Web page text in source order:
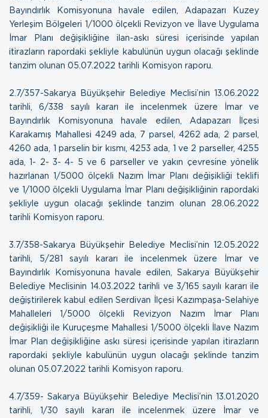
Bayındırlık Komisyonuna havale edilen, Adapazarı Kuzey
Yerleşim Bölgeleri 1/1000 ölçekli Revizyon ve İlave Uygulama
İmar Planı değişikliğine ilan-askı süresi içerisinde yapılan
itirazların rapordaki şekliyle kabulünün uygun olacağı şeklinde
tanzim olunan 05.07.2022 tarihli Komisyon raporu.
2.7/357-Sakarya Büyükşehir Belediye Meclisi’nin 13.06.2022
tarihli, 6/338 sayılı kararı ile incelenmek üzere İmar ve
Bayındırlık Komisyonuna havale edilen, Adapazarı İlçesi
Karakamış Mahallesi 4249 ada, 7 parsel, 4262 ada, 2 parsel,
4260 ada, 1 parselin bir kısmı, 4253 ada, 1 ve 2 parseller, 4255
ada, 1- 2- 3- 4- 5 ve 6 parseller ve yakın çevresine yönelik
hazırlanan 1/5000 ölçekli Nazım İmar Planı değişikliği teklifi
ve 1/1000 ölçekli Uygulama İmar Planı değişikliğinin rapordaki
şekliyle uygun olacağı şeklinde tanzim olunan 28.06.2022
tarihli Komisyon raporu.
3.7/358-Sakarya Büyükşehir Belediye Meclisi’nin 12.05.2022
tarihli, 5/281 sayılı kararı ile incelenmek üzere İmar ve
Bayındırlık Komisyonuna havale edilen, Sakarya Büyükşehir
Belediye Meclisinin 14.03.2022 tarihli ve 3/165 sayılı kararı ile
değiştirilerek kabul edilen Serdivan İlçesi Kazımpaşa-Selahiye
Mahalleleri 1/5000 ölçekli Revizyon Nazım İmar Planı
değişikliği ile Kuruçeşme Mahallesi 1/5000 ölçekli İlave Nazım
İmar Plan değişikliğine askı süresi içerisinde yapılan itirazların
rapordaki şekliyle kabulünün uygun olacağı şeklinde tanzim
olunan 05.07.2022 tarihli Komisyon raporu.
4.7/359- Sakarya Büyükşehir Belediye Meclisi’nin 13.01.2020
tarihli, 1/30 sayılı kararı ile incelenmek üzere İmar ve